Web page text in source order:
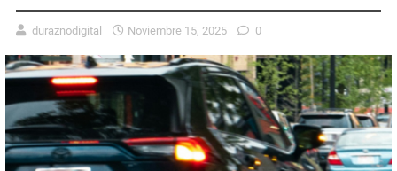
duraznodigital Noviembre 15, 2025 0